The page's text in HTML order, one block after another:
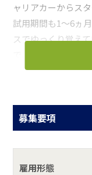
ャリアカーからス
試用期間も1～6ヵ
スでゆっくり覚え
で、車庫入れなど
程度）を想定してい
募集要項
雇用形態